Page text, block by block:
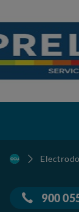
900